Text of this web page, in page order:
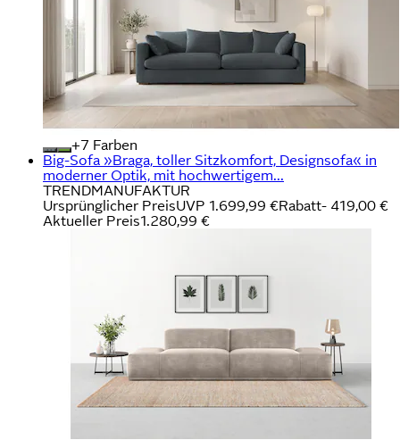
+
Farben
Big-Sofa »Braga, toller Sitzkomfort, Designsofa« in
moderner Optik, mit hochwertigem...
TRENDMANUFAKTUR
Ursprünglicher PreisUVP 1.699,99 €Rabatt- 419,00 €
Aktueller Preis1.280,99 €